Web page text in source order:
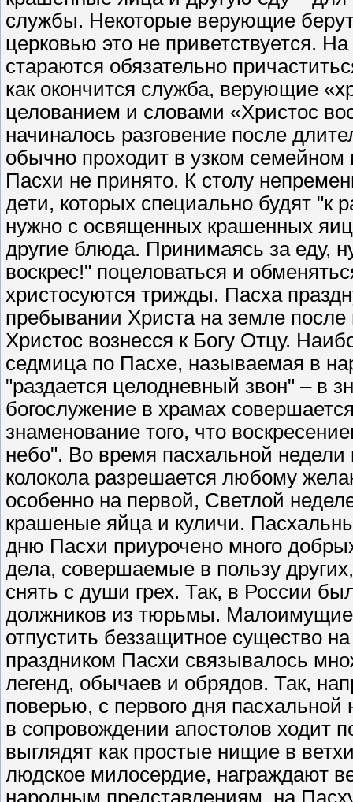
службы. Некоторые верующие
церковью это не приветствуется.
стараются обязательно
как окончится служба, верующие
целованием и словами «Христос
начиналось разговение после
обычно проходит в узком семейном
Пасхи не принято. К столу
дети, которых специально будят "к
нужно с освященных крашенных
другие блюда. Принимаясь за еду,
воскрес!" поцеловаться и
христосуются трижды. Пасха
пребывании Христа на земле
Христос вознесся к Богу Отцу.
седмица по Пасхе, называемая в
"раздается целодневный звон" – в
богослужение в храмах
знаменование того, что
небо". Во время пасхальной недели
колокола разрешается любому
особенно на первой, Светлой
крашеные яйца и куличи.
дню Пасхи приурочено много
дела, совершаемые в пользу
снять с души грех. Так, в России
должников из тюрьмы.
отпустить беззащитное существо
праздником Пасхи связывалось
легенд, обычаев и обрядов. Так,
поверью, с первого дня
в сопровождении апостолов ходит
выглядят как простые нищие в
людское милосердие, награждают
народным представлениям, на